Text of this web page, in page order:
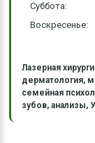
Суббота:
Воскресенье:
Лазерная
дерматология,
семейная
зубов, анализы,